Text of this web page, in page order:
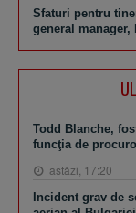
Sfaturi pentru
general manager,
Todd Blanche,
funcţia de
astăzi, 17:20
Incident grav de